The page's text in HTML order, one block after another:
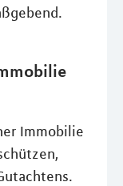
Immobilie